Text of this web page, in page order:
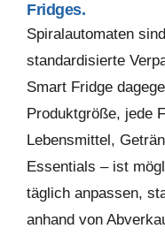
Fridges.
Spiralautomaten
standardisierte
Smart Fridge
Produktgröße, jede
Lebensmittel,
Essentials – ist
täglich anpassen,
anhand von